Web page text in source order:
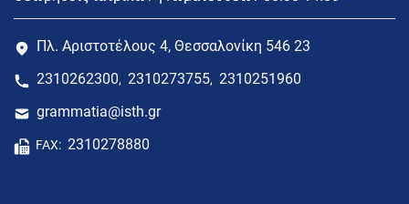
Πλ. Αριστοτέλους 4, Θεσσαλονίκη 546 23
2310262300, 2310273755, 2310251960
grammatia@isth.gr
FAX: 2310278880